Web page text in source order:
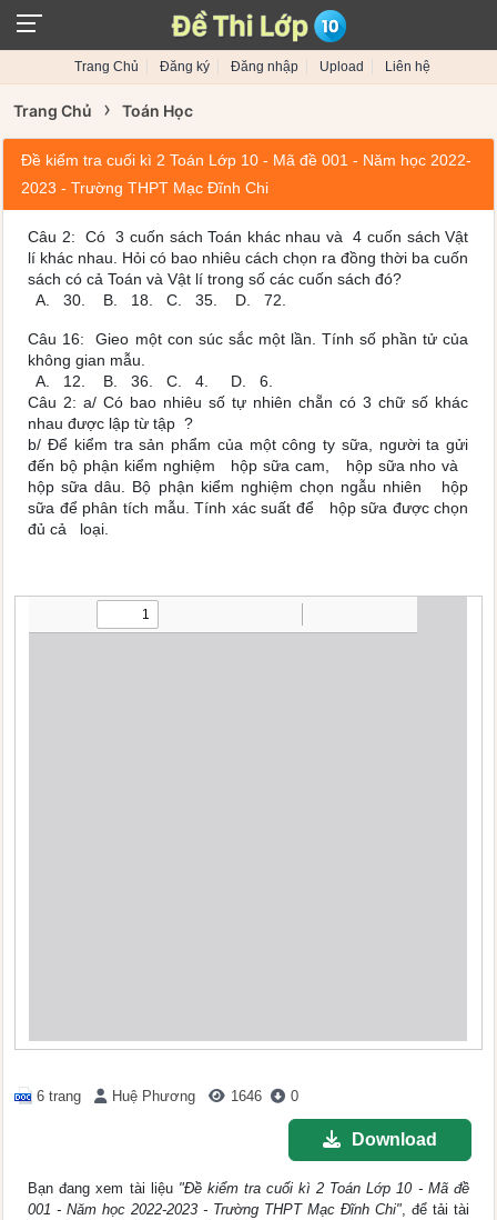
Trang Chủ Đăng ký Đăng nhập Upload Liên hệ
Trang Chủ › Toán Học
Đề kiểm tra cuối kì 2 Toán Lớp 10 - Mã đề 001 - Năm học 2022-
2023 - Trường THPT Mạc Đĩnh Chi
Câu 2: Có 3 cuốn sách Toán khác nhau và 4 cuốn sách Vật
lí khác nhau. Hỏi có bao nhiêu cách chọn ra đồng thời ba cuốn
sách có cả Toán và Vật lí trong số các cuốn sách đó?
A. 30. B. 18. C. 35. D. 72.
Câu 16: Gieo một con súc sắc một lần. Tính số phần tử của
không gian mẫu.
A. 12. B. 36. C. 4. D. 6.
Câu 2: a/ Có bao nhiêu số tự nhiên chẵn có 3 chữ số khác
nhau được lập từ tập ?
b/ Để kiểm tra sản phẩm của một công ty sữa, người ta gửi
đến bộ phận kiểm nghiệm hộp sữa cam, hộp sữa nho và
hộp sữa dâu. Bộ phận kiểm nghiệm chọn ngẫu nhiên hộp
sữa để phân tích mẫu. Tính xác suất để hộp sữa được chọn
đủ cả loại.
6 trang Huệ Phương 1646 0
Download
Bạn đang xem tài liệu "Đề kiểm tra cuối kì 2 Toán Lớp 10 - Mã đề
001 - Năm học 2022-2023 - Trường THPT Mạc Đĩnh Chi", để tải tài